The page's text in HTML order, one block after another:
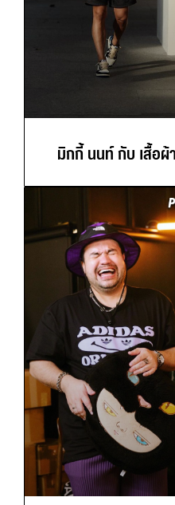
มิกกี้ นนท์ กับ เสื้อผ้